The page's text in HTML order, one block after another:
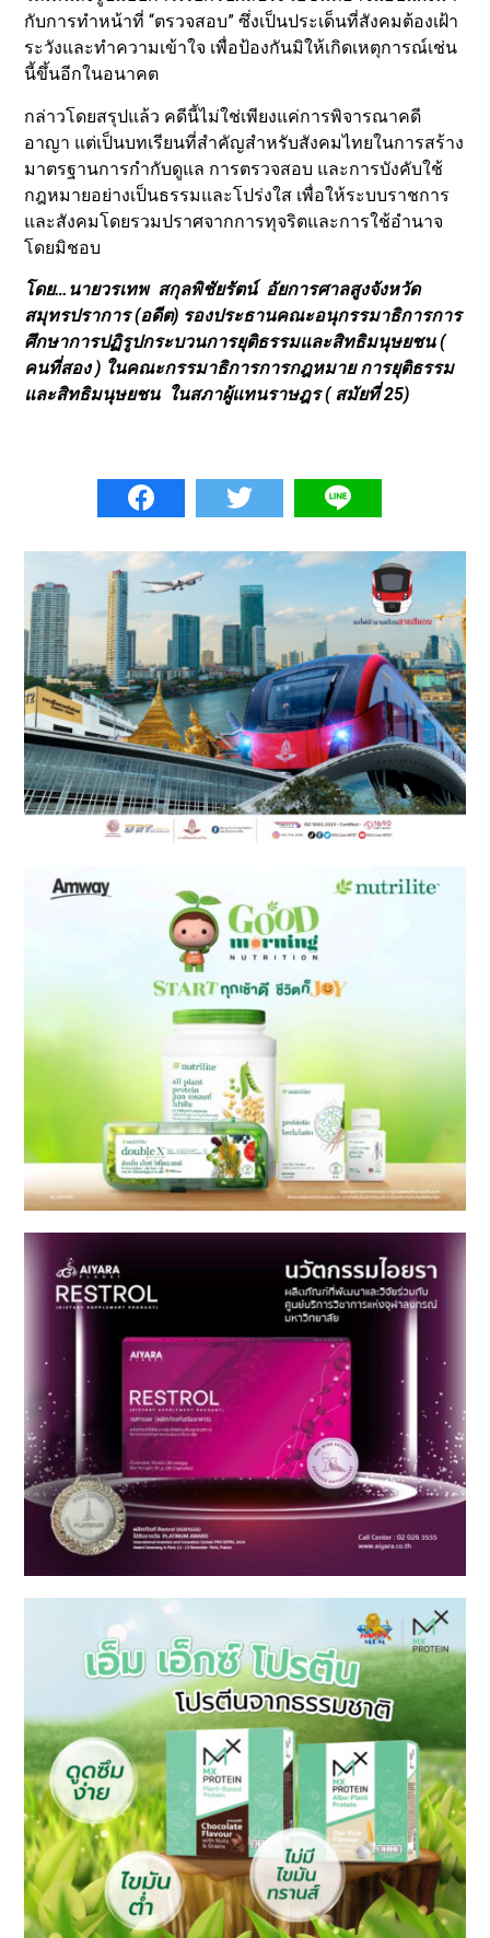
กับการทำหน้าที่ “ตรวจสอบ” ซึ่งเป็นประเด็นที่สังคมต้องเฝ้า
ระวังและทำความเข้าใจ เพื่อป้องกันมิให้เกิดเหตุการณ์เช่น
นี้ขึ้นอีกในอนาคต
กล่าวโดยสรุปแล้ว คดีนี้ไม่ใช่เพียงแค่การพิจารณาคดี
อาญา แต่เป็นบทเรียนที่สำคัญสำหรับสังคมไทยในการสร้าง
มาตรฐานการกำกับดูแล การตรวจสอบ และการบังคับใช้
กฎหมายอย่างเป็นธรรมและโปร่งใส เพื่อให้ระบบราชการ
และสังคมโดยรวมปราศจากการทุจริตและการใช้อำนาจ
โดยมิชอบ
โดย…นายวรเทพ สกุลพิชัยรัตน์ อัยการศาลสูงจังหวัด
สมุทรปราการ(อดีต) รองประธานคณะอนุกรรมาธิการการ
ศึกษาการปฏิรูปกระบวนการยุติธรรมและสิทธิมนุษยชน (
คนที่สอง ) ในคณะกรรมาธิการการกฎหมาย การยุติธรรม
และสิทธิมนุษยชน ในสภาผู้แทนราษฎร ( สมัยที่ 25)